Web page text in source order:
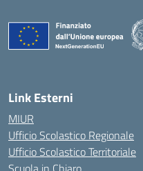
Link Esterni
MIUR
Ufficio Scolastico Regionale
Ufficio Scolastico Territoriale